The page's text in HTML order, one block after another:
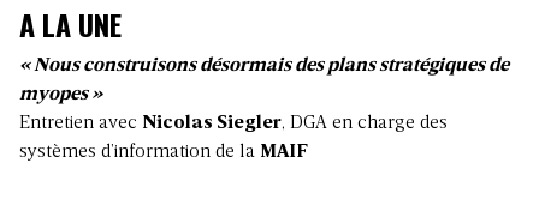
A LA UNE
« Nous construisons désormais des plans stratégiques de
myopes »
Entretien avec Nicolas Siegler, DGA en charge des
systèmes d’information de la MAIF